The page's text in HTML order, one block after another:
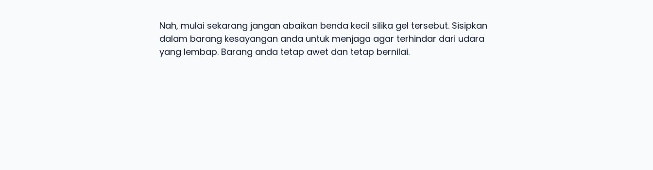
Nah, mulai sekarang jangan abaikan benda kecil silika gel tersebut. Sisipkan
dalam barang kesayangan anda untuk menjaga agar terhindar dari udara
yang lembap. Barang anda tetap awet dan tetap bernilai.